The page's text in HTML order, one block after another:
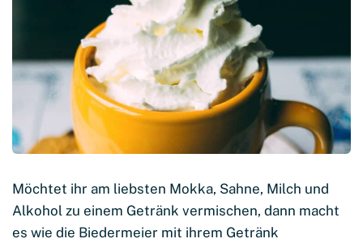
Möchtet ihr am liebsten Mokka, Sahne, Milch und
Alkohol zu einem Getränk vermischen, dann macht
es wie die Biedermeier mit ihrem Getränk